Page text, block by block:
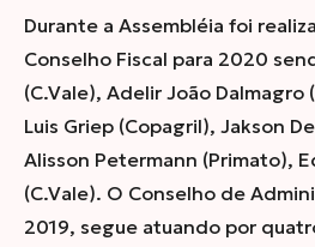
Durante a Assembléia foi
Conselho Fiscal para 2020
(C.Vale), Adelir João Dalmagro
Luis Griep (Copagril), Jakson
Alisson Petermann (Primato),
(C.Vale). O Conselho de
2019, segue atuando por